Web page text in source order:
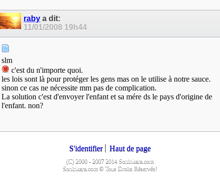
raby a dit:
11/01/2008 19h44
slm
c'est du n'importe quoi.
les lois sont là pour protéger les gens mas on le utilise à notre sauce.
sinon ce cas ne nécessite mm pas de complication.
La solution c'est d'envoyer l'enfant et sa mére ds le pays d'origine de
l'enfant. non?
S'identifier Haut de page
(C) 2000 - 2007 2014 Soninkara.com
Soninkara.com © Tous Droits Réservés!